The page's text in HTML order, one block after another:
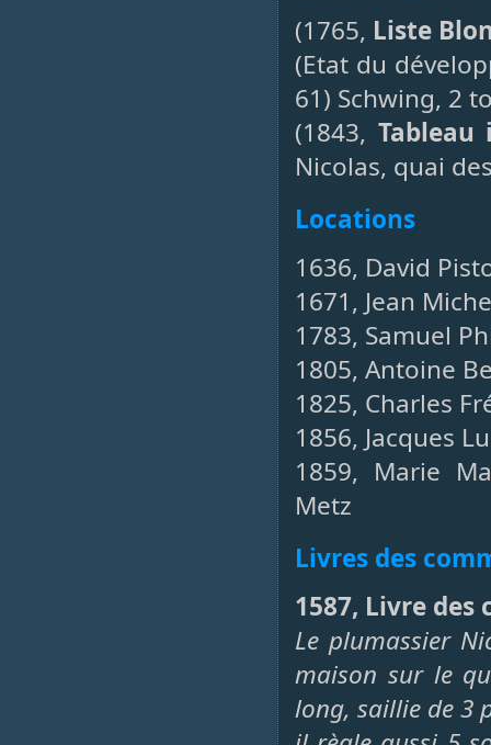
(1765, Liste
(Etat du
61) Schwing, 2
(1843,
Nicolas, quai
Locations
1636, David
1671, Jean
1783, Samuel
1805, Antoine
1825, Charles
1856, Jacques
1859, Marie
Metz
Livres des
1587, Livre des
Le plumassier
maison sur le
long, saillie de 3